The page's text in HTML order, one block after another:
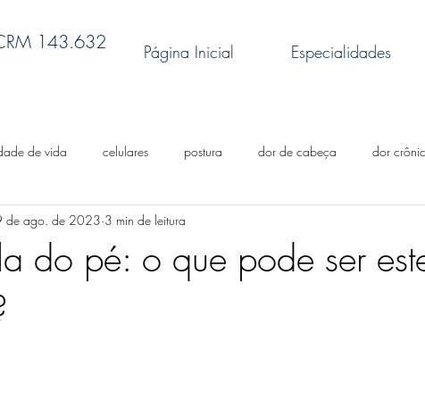
143.632 Página Inicial Especialidades
de vida celulares postura dor de cabeça dor
dores nas costas exercícios físicos
fibromialgia
do pé: o que pode ser
de ago. de 2023 3 min de leitura